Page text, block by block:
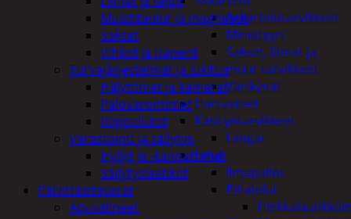
Askartelutarvikkeet
Miniatyyri
Sakset, liimat ja
muut tarvikkeet
Värikynät
Harrasteet
Käsityötarvikkeet
Langat
Lelut
Ilmapallot
Pihalelut
Muistitaulut ja magneetit
Sakset
Vihkot ja paperit
Turvajärjestelmät ja lukitus
Hälyttimet ja kamerat
Palovaroittimet
Riippulukot
Varastointi ja säilytys
Hyllyt ja -kannattimet
Säilytyslaatikot
Päivittäistavarat
Apuvälineet